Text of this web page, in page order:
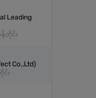
Leading
တိုင်း
Co.,Ltd)
င်း